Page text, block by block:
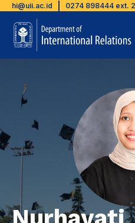
hi@uii.ac.id 0274 898444 ext.